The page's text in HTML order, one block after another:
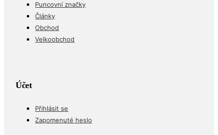
Puncovní značky
Články
Obchod
Velkoobchod
Účet
Přihlásit se
Zapomenuté heslo